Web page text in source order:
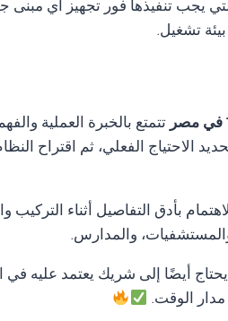
يجب تنفيذها فور تجهيز أي مبنى
تشغيل.
تتمتع بالخبرة العملية
الاحتياج الفعلي، ثم اقتراح
بأدق التفاصيل أثناء التركيب
والمدارس.
أيضًا إلى شريك يعتمد عليه في
الوقت.